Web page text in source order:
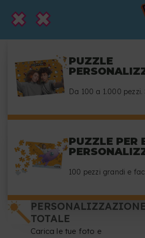
PUZZLE
Da 100 a 1.000
PUZZLE PER
100 pezzi grandi e
PERSONALIZZAZIONE
TOTALE
Carica le tue foto e